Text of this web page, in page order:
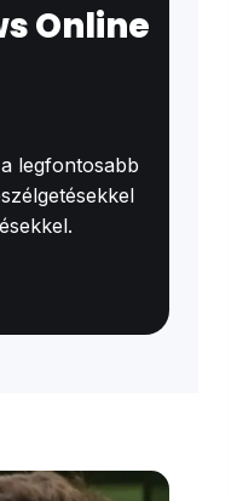
Online
legfontosabb